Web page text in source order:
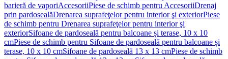
barieră de vaporiAccesoriiPiese de schimb pentru AccesoriiDrenaj
prin pardosealăDrenarea suprafeţelor pentru interior şi exteriorPiese
de schimb pentru Drenarea suprafeţelor pentru interior şi
exteriorSifoane de pardoseală pentru balcoane și terase, 10 x 10
cmPiese de schimb pentru Sifoane de pardoseală pentru balcoane și
terase, 10 x 10 cmSifoane de pardoseală 13 x 13 cmPiese de schimb